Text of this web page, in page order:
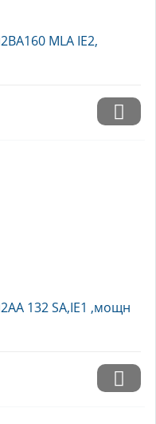
MLA IE2,
132 SA,IE1 ,мощн